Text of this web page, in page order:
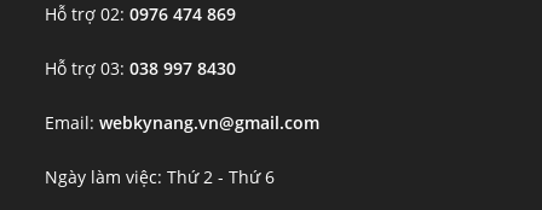
Hỗ trợ 02:0976 474 869
Hỗ trợ 03:038 997 8430
Email:webkynang.vn@gmail.com
Ngày làm việc: Thứ 2 - Thứ 6